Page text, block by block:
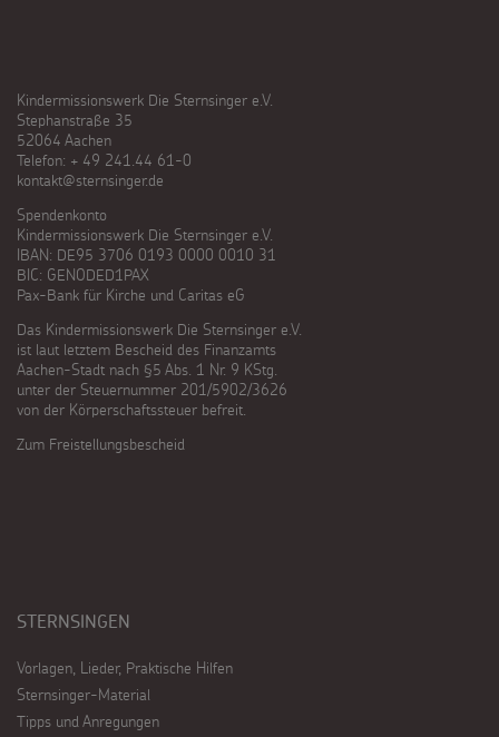
Kindermissionswerk Die Sternsinger e.V.
Stephanstraße 35
52064 Aachen
Telefon: + 49 241.44 61-0
kontakt@sternsinger.de
Spendenkonto
Kindermissionswerk Die Sternsinger e.V.
IBAN: DE95 3706 0193 0000 0010 31
BIC: GENODED1PAX
Pax-Bank für Kirche und Caritas eG
Das Kindermissionswerk Die Sternsinger e.V.
ist laut letztem Bescheid des Finanzamts
Aachen-Stadt nach §5 Abs. 1 Nr. 9 KStg.
unter der Steuernummer 201/5902/3626
von der Körperschaftssteuer befreit.
Zum Freistellungsbescheid
STERNSINGEN
Vorlagen, Lieder, Praktische Hilfen
Sternsinger-Material
Tipps und Anregungen